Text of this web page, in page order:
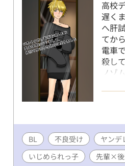
高校
遅く
へ肝
てか
電車
殺し
ノゾ
を
ルー
バ
ゾ
Ｌ！
役で
いま
BL 不良受け ヤンデ
いじめられっ子
先輩×